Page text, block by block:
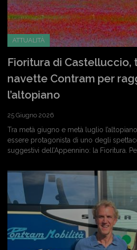
ATTUALITÀ
Fioritura di Castelluccio,
navette Contram per
l’altopiano
25 Giugno 2026
Tra metà giugno e metà luglio
essere protagonista di uno degli
suggestivi dell’Appennino: la Fioritura.